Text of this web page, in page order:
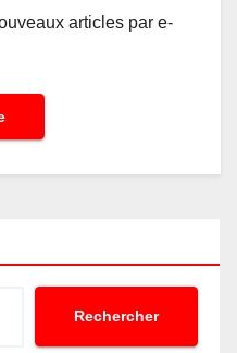
articles par e-
Rechercher